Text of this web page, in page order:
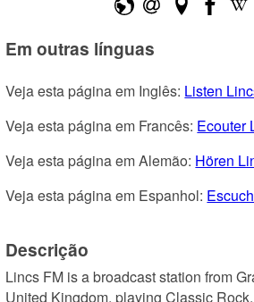
Em outras línguas
Veja esta página em Inglês: Listen
Veja esta página em Francês: Ecouter
Veja esta página em Alemão: Hören
Veja esta página em Espanhol:
Descrição
Lincs FM is a broadcast station from
United Kingdom, playing Classic